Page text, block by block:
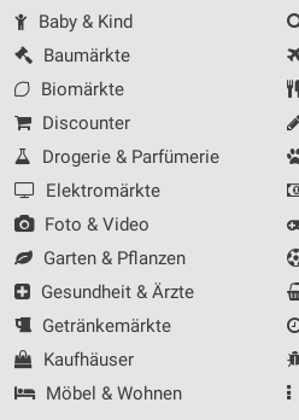
Baby & Kind
Baumärkte
Biomärkte
Discounter
Drogerie & Parfümerie
Elektromärkte
Foto & Video
Garten & Pflanzen
Gesundheit & Ärzte
Getränkemärkte
Kaufhäuser
Möbel & Wohnen